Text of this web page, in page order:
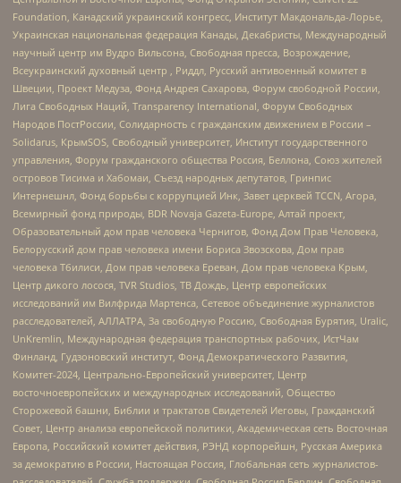
Foundation, Канадский украинский конгресс, Институт Макдональда-Лорье,
Украинская национальная федерация Канады, Декабристы, Международный
научный центр им Вудро Вильсона, Свободная пресса, Возрождение,
Всеукраинский духовный центр , Риддл, Русский антивоенный комитет в
Швеции, Проект Медуза, Фонд Андрея Сахарова, Форум свободной России,
Лига Свободных Наций, Transparеncy International, Форум Свободных
Народов ПостРоссии, Солидарность с гражданским движением в России –
Solidarus, КрымSOS, Свободный университет, Институт государственного
управления, Форум гражданского общества Россия, Беллона, Союз жителей
островов Тисима и Хабомаи, Съезд народных депутатов, Гринпис
Интернешнл, Фонд борьбы с коррупцией Инк, Завет церквей TCCN, Агора,
Всемирный фонд природы, BDR Novaja Gazeta-Europe, Алтай проект,
Образовательный дом прав человека Чернигов, Фонд Дом Прав Человека,
Белорусский дом прав человека имени Бориса Звозскова, Дом прав
человека Тбилиси, Дом прав человека Ереван, Дом прав человека Крым,
Центр дикого лосося, TVR Studios, ТВ Дождь, Центр европейских
исследований им Вилфрида Мартенса, Сетевое объединение журналистов
расследователей, АЛЛАТРА, За свободную Россию, Свободная Бурятия, Uralic,
UnKremlin, Международная федерация транспортных рабочих, ИстЧам
Финланд, Гудзоновский институт, Фонд Демократического Развития,
Комитет-2024, Центрально-Европейский университет, Центр
восточноевропейских и международных исследований, Общество
Сторожевой башни, Библии и трактатов Свидетелей Иеговы, Гражданский
Совет, Центр анализа европейской политики, Академическая сеть Восточная
Европа, Российский комитет действия, РЭНД корпорейшн, Русская Америка
за демократию в России, Настоящая Россия, Глобальная сеть журналистов-